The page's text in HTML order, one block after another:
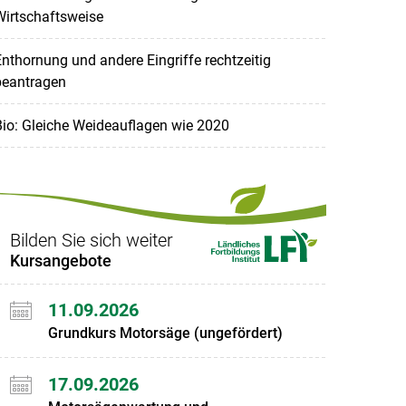
und andere Eingriffe rechtzeitig
Gleiche Weideauflagen wie 2020
Bilden Sie sich weiter
Kursangebote
11.09.2026
Grundkurs Motorsäge (ungefördert)
17.09.2026